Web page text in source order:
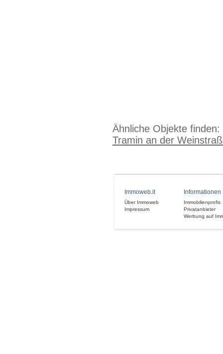
Ähnliche Objekte finden:
Tramin an der
Immoweb.it
Über Immoweb
Impressum
Informationen
Immobilienprofis
Privatanbieter
Werbung auf